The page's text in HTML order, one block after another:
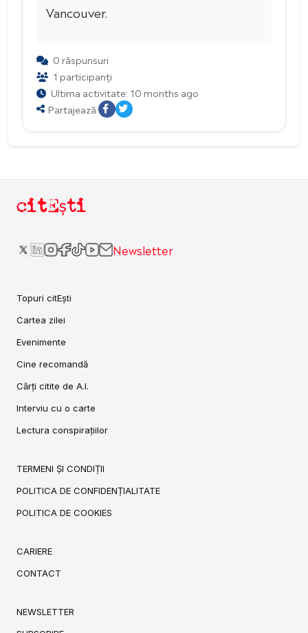
Vancouver.
0 răspunsuri
1 participanți
Ultima activitate: 10 months ago
Partajează:
citEști
Newsletter
Topuri citEști
Cartea zilei
Evenimente
Cine recomandă
Cărți citite de A.I.
Interviu cu o carte
Lectura conspirațiilor
TERMENI ȘI CONDIȚII
POLITICA DE CONFIDENȚIALITATE
POLITICA DE COOKIES
CARIERE
CONTACT
NEWSLETTER